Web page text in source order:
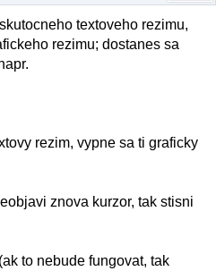
textoveho rezimu,
rezimu; dostanes sa
rezim, vypne sa ti graficky
znova kurzor, tak stisni
to nebude fungovat, tak